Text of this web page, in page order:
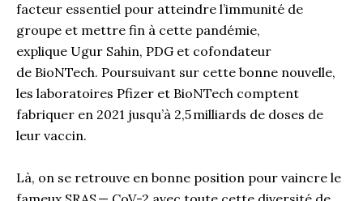
facteur essentiel pour atteindre l’immunité de
groupe et mettre fin à cette pandémie,
explique Ugur Sahin, PDG et cofondateur
de BioNTech. Poursuivant sur cette bonne nouvelle,
les laboratoires Pfizer et BioNTech comptent
fabriquer en 2021 jusqu’à 2,5 milliards de doses de
leur vaccin.
Là, on se retrouve en bonne position pour vaincre le